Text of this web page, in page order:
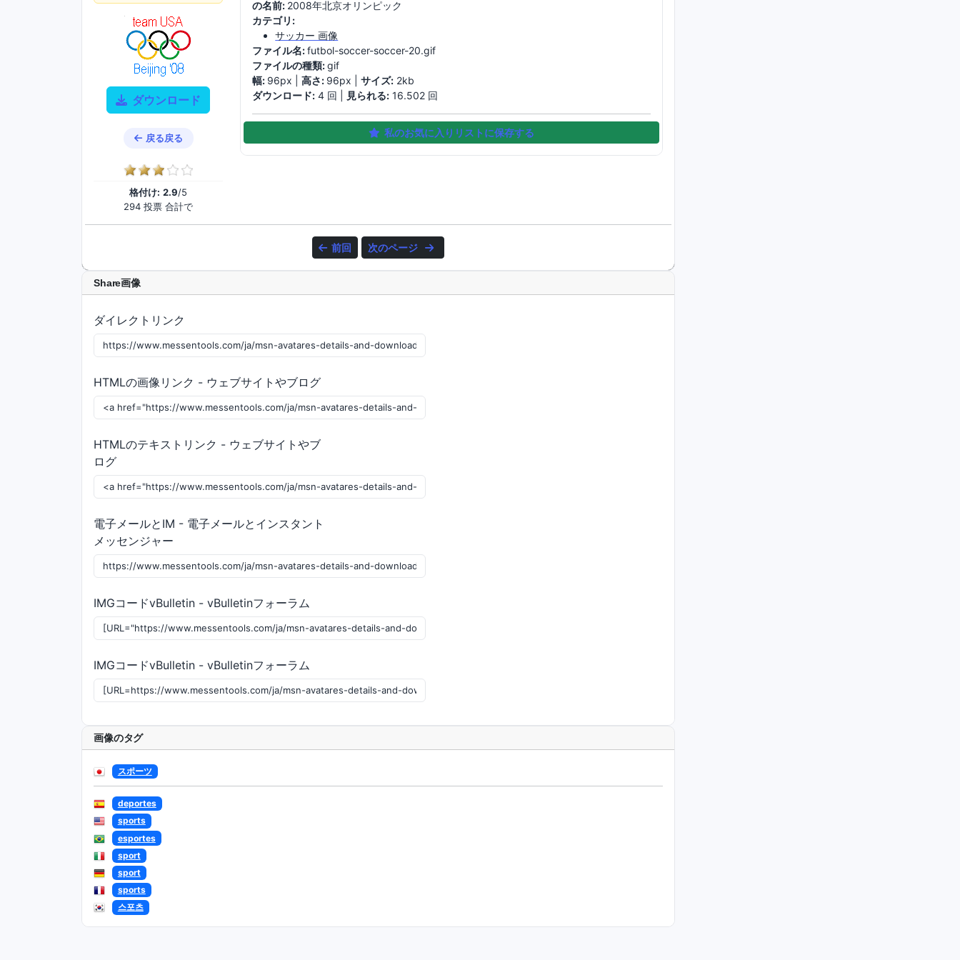
ダウンロード
戻る戻る
格付け: 2.9/5
294 投票 合計で
の名前: 2008年北京オリンピック
カテゴリ:
サッカー 画像
ファイル名:futbol-soccer-soccer-20.gif
ファイルの種類:gif
幅: 96px |高さ: 96px |サイズ: 2kb
ダウンロード: 4 回 | 見られる: 16.502 回
私のお気に入りリストに保存する
前回 次のページ
Share画像
ダイレクトリンク
HTMLの画像リンク - ウェブサイトやブログ
HTMLのテキストリンク - ウェブサイトやブ
ログ
電子メールとIM - 電子メールとインスタント
メッセンジャー
IMGコードvBulletin - vBulletinフォーラム
IMGコードvBulletin - vBulletinフォーラム
画像のタグ
スポーツ
deportes
sports
esportes
sport
sport
sports
스포츠